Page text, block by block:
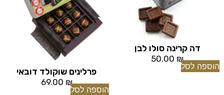
דה קרינה סולו לבן
50.00 ₪
הוספה לסל
פרלינים שוקולד דובאי
69.00 ₪
הוספה לסל